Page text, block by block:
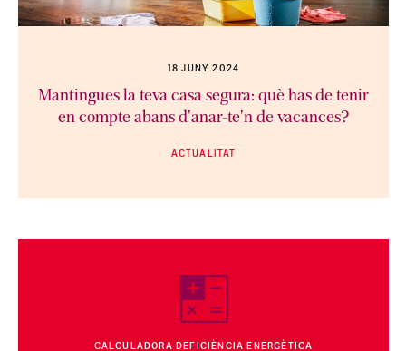
18 JUNY 2024
Mantingues la teva casa segura: què has de tenir
en compte abans d'anar-te'n de vacances?
ACTUALITAT
CALCULADORA DEFICIÈNCIA ENERGÈTICA